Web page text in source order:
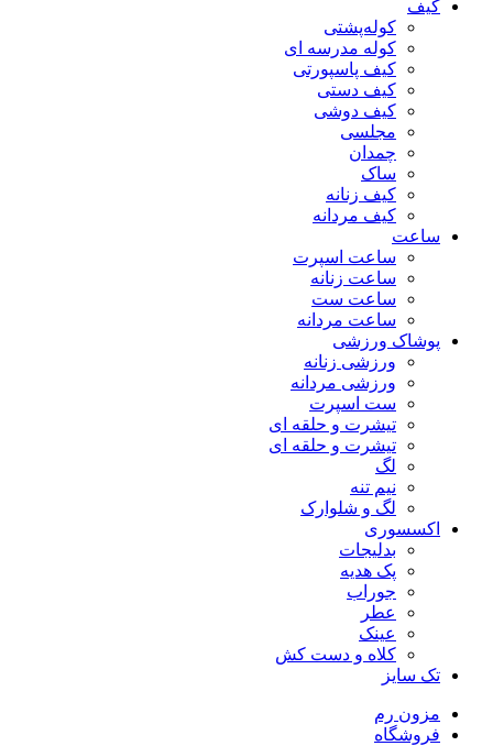
کیف
کوله‌پشتی
کوله مدرسه ای
کیف پاسپورتی
کیف دستی
کیف دوشی
مجلسی
چمدان
ساک
کیف زنانه
کیف مردانه
ساعت
ساعت اسپرت
ساعت زنانه
ساعت ست
ساعت مردانه
پوشاک ورزشی
ورزشی زنانه
ورزشی مردانه
ست اسپرت
تیشرت و حلقه ای
تیشرت و حلقه ای
لگ
نیم تنه
لگ و شلوارک
اکسسوری
بدلیجات
پک هدیه
جوراب
عطر
عینک
کلاه و دست کش
تک سایز
مزون رم
فروشگاه